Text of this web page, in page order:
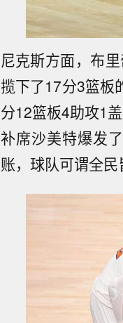
尼克斯方面，布
揽下了17分3篮板
分12篮板4助攻1
补席沙美特爆发
账，球队可谓全民